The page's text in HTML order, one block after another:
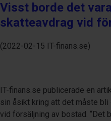
Visst borde det
skatteavdrag vid
(2022-02-15 IT-finans.se)
IT-finans.se publicerade en
sin åsikt kring att det måste
vid försäljning av bostad. “Det